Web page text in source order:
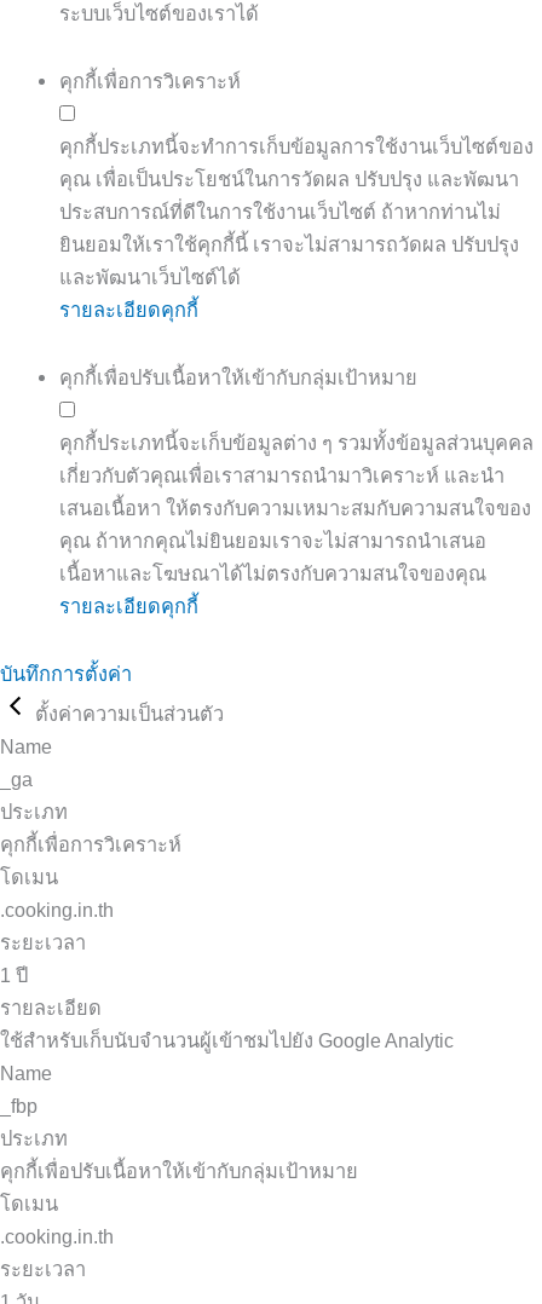
ระบบเว็บไซต์ของเราได้
คุกกี้เพื่อการวิเคราะห์
คุกกี้ประเภทนี้จะทำการเก็บข้อมูลการใช้งานเว็บไซต์ของ
คุณ เพื่อเป็นประโยชน์ในการวัดผล ปรับปรุง และพัฒนา
ประสบการณ์ที่ดีในการใช้งานเว็บไซต์ ถ้าหากท่านไม่
ยินยอมให้เราใช้คุกกี้นี้ เราจะไม่สามารถวัดผล ปรับปรุง
และพัฒนาเว็บไซต์ได้
รายละเอียดคุกกี้
คุกกี้เพื่อปรับเนื้อหาให้เข้ากับกลุ่มเป้าหมาย
คุกกี้ประเภทนี้จะเก็บข้อมูลต่าง ๆ รวมทั้งข้อมูลส่วนบุคคล
เกี่ยวกับตัวคุณเพื่อเราสามารถนำมาวิเคราะห์ และนำ
เสนอเนื้อหา ให้ตรงกับความเหมาะสมกับความสนใจของ
คุณ ถ้าหากคุณไม่ยินยอมเราจะไม่สามารถนำเสนอ
เนื้อหาและโฆษณาได้ไม่ตรงกับความสนใจของคุณ
รายละเอียดคุกกี้
บันทึกการตั้งค่า
ตั้งค่าความเป็นส่วนตัว
Name
_ga
ประเภท
คุกกี้เพื่อการวิเคราะห์
โดเมน
.cooking.in.th
ระยะเวลา
1 ปี
รายละเอียด
ใช้สำหรับเก็บนับจำนวนผู้เข้าชมไปยัง Google Analytic
Name
_fbp
ประเภท
คุกกี้เพื่อปรับเนื้อหาให้เข้ากับกลุ่มเป้าหมาย
โดเมน
.cooking.in.th
ระยะเวลา